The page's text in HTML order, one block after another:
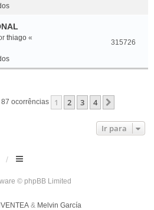
thiago «
315726
ocorrências 1 2 3 4
Ir para
© phpBB Limited
& Melvin García